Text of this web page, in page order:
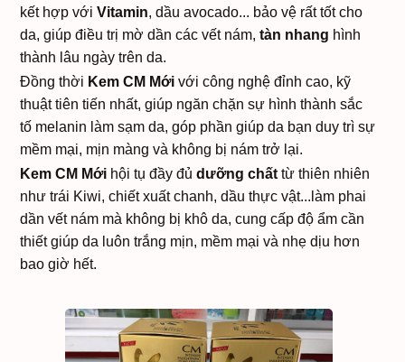
kết hợp với Vitamin, dầu avocado... bảo vệ rất tốt cho
da, giúp điều trị mờ dần các vết nám, tàn nhang hình
thành lâu ngày trên da.
Đồng thời Kem CM Mới với công nghệ đỉnh cao, kỹ
thuật tiên tiến nhất, giúp ngăn chặn sự hình thành sắc
tố melanin làm sạm da, góp phần giúp da bạn duy trì sự
mềm mại, mịn màng và không bị nám trở lại.
Kem CM Mới hội tụ đầy đủ dưỡng chất từ thiên nhiên
như trái Kiwi, chiết xuất chanh, dầu thực vật...làm phai
dần vết nám mà không bị khô da, cung cấp độ ẩm cần
thiết giúp da luôn trắng mịn, mềm mại và nhẹ dịu hơn
bao giờ hết.